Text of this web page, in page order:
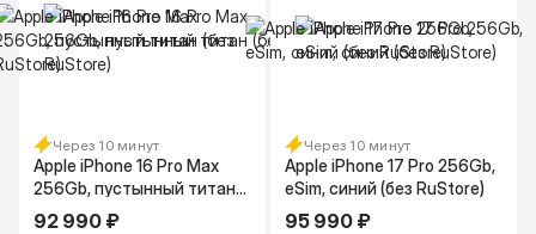
Через 10 минут
Apple iPhone 16 Pro Max
256Gb, пустынный титан
(без RuStore)
92 990 ₽
Через 10 минут
Apple iPhone 17 Pro 256Gb,
eSim, синий (без RuStore)
95 990 ₽